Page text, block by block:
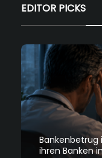
EDITOR PICKS
Bankenbetrug
ihren Banken